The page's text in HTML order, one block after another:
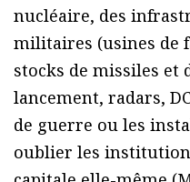
nucléaire, des
militaires (usines de
stocks de missiles et
lancement, radars,
de guerre ou les
oublier les